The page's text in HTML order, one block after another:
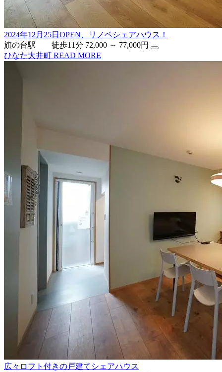
2024年12月25日OPEN、リノベシェアハウス！
旗の台駅 徒歩11分 72,000 ～ 77,000円
ひなた大井町 READ MORE
広々ロフト付きの戸建てシェアハウス